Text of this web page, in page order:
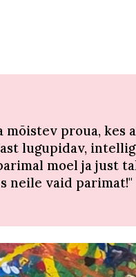
mõistev proua, kes
lugupidav,
moel ja just
neile vaid parimat!"